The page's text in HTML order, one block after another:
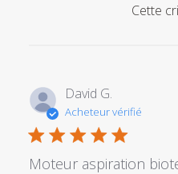
le
Sun
Dec
27
2020
Cette
David G.
Acheteur vérifié
Moteur aspiration